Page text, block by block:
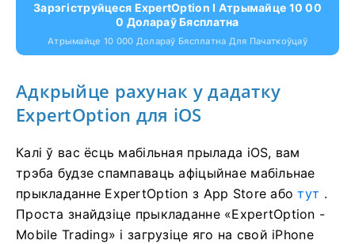
Зарэгіструйцеся ExpertOption І Атрымайце 10 00
0 Долараў Бясплатна
Атрымайце 10 000 Долараў Бясплатна Для Пачаткоўцаў
Адкрыйце рахунак у дадатку
ExpertOption для iOS
Калі ў вас ёсць мабільная прылада iOS, вам
трэба будзе спампаваць афіцыйнае мабільнае
прыкладанне ExpertOption з App Store аботут .
Проста знайдзіце прыкладанне «ExpertOption -
Mobile Trading» і загрузіце яго на свой iPhone